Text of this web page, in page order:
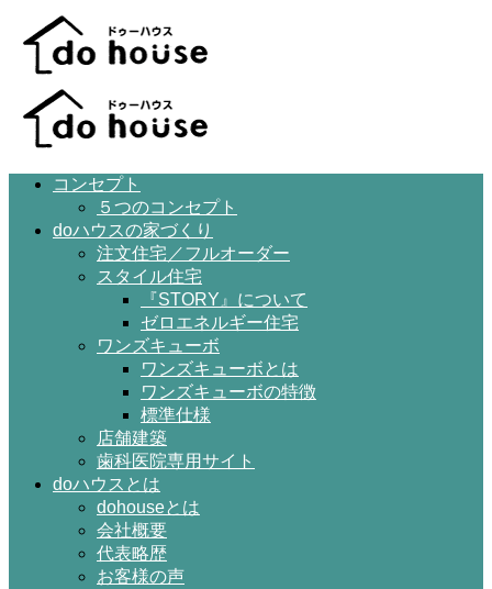
コンセプト
５つのコンセプト
doハウスの家づくり
注文住宅／フルオーダー
スタイル住宅
『STORY』について
ゼロエネルギー住宅
ワンズキューボ
ワンズキューボとは
ワンズキューボの特徴
標準仕様
店舗建築
歯科医院専用サイト
doハウスとは
dohouseとは
会社概要
代表略歴
お客様の声